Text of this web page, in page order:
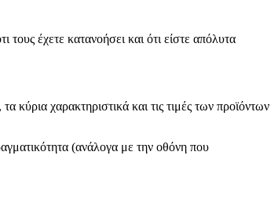
έχετε κατανοήσει και ότι είστε απόλυτα
κύρια χαρακτηριστικά και τις τιμές των προϊόντων
(ανάλογα με την οθόνη που